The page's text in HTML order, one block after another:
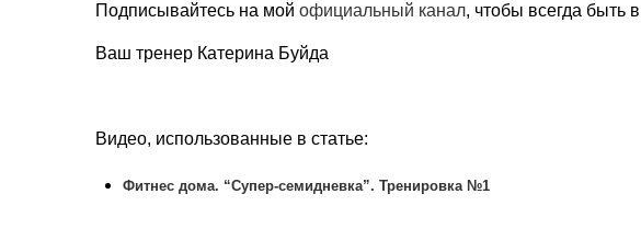
Подписывайтесь на мой официальный канал, чтобы всегда быть
Ваш тренер Катерина Буйда
Видео, использованные в статье:
Фитнес дома. “Супер-семидневка”. Тренировка №1